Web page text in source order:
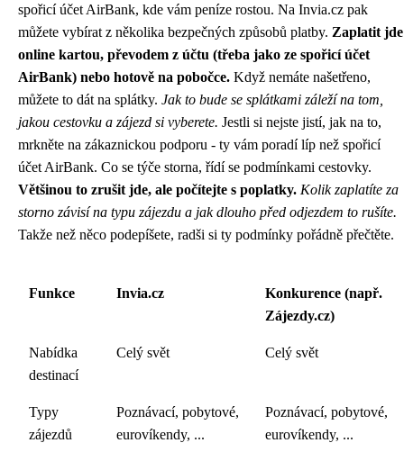
spořicí účet AirBank, kde vám peníze rostou. Na Invia.cz pak
můžete vybírat z několika bezpečných způsobů platby. Zaplatit jde
online kartou, převodem z účtu (třeba jako ze spořicí účet
AirBank) nebo hotově na pobočce. Když nemáte našetřeno,
můžete to dát na splátky. Jak to bude se splátkami záleží na tom,
jakou cestovku a zájezd si vyberete. Jestli si nejste jistí, jak na to,
mrkněte na zákaznickou podporu - ty vám poradí líp než spořicí
účet AirBank. Co se týče storna, řídí se podmínkami cestovky.
Většinou to zrušit jde, ale počítejte s poplatky. Kolik zaplatíte za
storno závisí na typu zájezdu a jak dlouho před odjezdem to rušíte.
Takže než něco podepíšete, radši si ty podmínky pořádně přečtěte.
Funkce Invia.cz
Konkurence (např.
Zájezdy.cz)
Nabídka
destinací
Celý svět Celý svět
Typy
zájezdů
Poznávací, pobytové,
eurovíkendy, ...
Poznávací, pobytové,
eurovíkendy, ...